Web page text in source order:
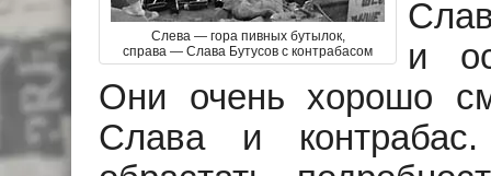
Слева — гора пивных бутылок,
справа — Слава Бутусов с контрабасом
и
Они очень хорошо
Слава и